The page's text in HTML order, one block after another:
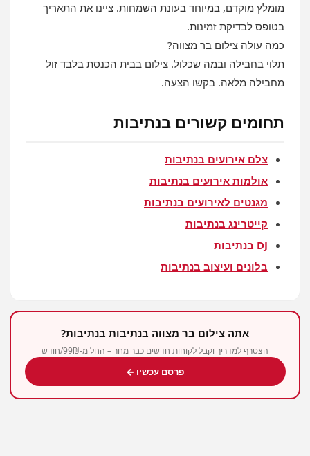
מומלץ מוקדם, במיוחד בעונת השמחות. ציינו את התאריך
בטופס לבדיקת זמינות.
כמה עולה צילום בר מצווה?
תלוי בחבילה ובמה שכלול. צילום בבית הכנסת בלבד זול
מחבילה מלאה. בקשו הצעה.
תחומים קשורים בנתיבות
צלם אירועים בנתיבות
אולמות אירועים בנתיבות
מגנטים לאירועים בנתיבות
קייטרינג בנתיבות
DJ בנתיבות
בלונים ועיצוב בנתיבות
אתה צילום בר מצווה בנתיבות בנתיבות?
הצטרף למדריך וקבל לקוחות חדשים כבר מחר – החל מ-99₪/חודש
פרסם עכשיו ←